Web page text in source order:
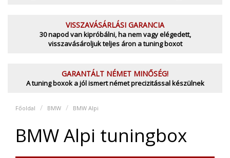
VISSZAVÁSÁRLÁSI GARANCIA
30 napod van kipróbálni, ha nem vagy elégedett,
visszavásároljuk teljes áron a tuning boxot
GARANTÁLT NÉMET MINŐSÉG!
A tuning boxok a jól ismert német precizitással készülnek
Főoldal BMW BMW Alpi
BMW Alpi tuningbox